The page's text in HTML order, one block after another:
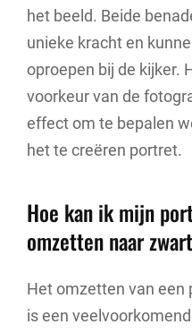
het beeld. Beide
unieke kracht en
oproepen bij de kijker.
voorkeur van de
effect om te bepalen
het te creëren portret.
Hoe kan ik mijn
omzetten naar
Het omzetten van
is een